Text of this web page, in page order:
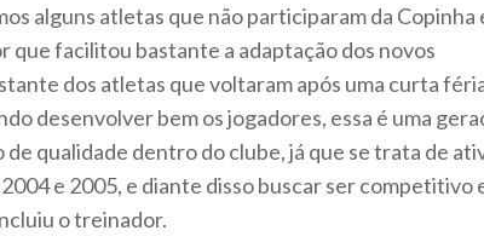
alguns atletas que não participaram da Copinha
facilitou bastante a adaptação dos novos
dos atletas que voltaram após uma curta
desenvolver bem os jogadores, essa é uma
de qualidade dentro do clube, já que se trata de
e 2005, e diante disso buscar ser competitivo
o treinador.